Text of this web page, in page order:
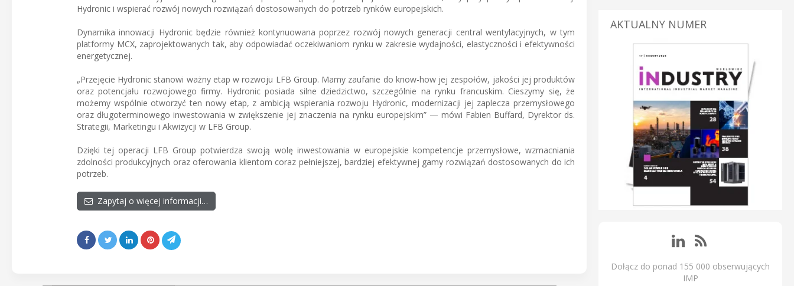
Hydronic i wspierać rozwój nowych rozwiązań dostosowanych do potrzeb rynków europejskich.
Dynamika innowacji Hydronic będzie również kontynuowana poprzez rozwój nowych generacji central wentylacyjnych, w tym
platformy MCX, zaprojektowanych tak, aby odpowiadać oczekiwaniom rynku w zakresie wydajności, elastyczności i efektywności
energetycznej.
„Przejęcie Hydronic stanowi ważny etap w rozwoju LFB Group. Mamy zaufanie do know-how jej zespołów, jakości jej produktów
oraz potencjału rozwojowego firmy. Hydronic posiada silne dziedzictwo, szczególnie na rynku francuskim. Cieszymy się, że
możemy wspólnie otworzyć ten nowy etap, z ambicją wspierania rozwoju Hydronic, modernizacji jej zaplecza przemysłowego
oraz długoterminowego inwestowania w zwiększenie jej znaczenia na rynku europejskim” — mówi Fabien Buffard, Dyrektor ds.
Strategii, Marketingu i Akwizycji w LFB Group.
Dzięki tej operacji LFB Group potwierdza swoją wolę inwestowania w europejskie kompetencje przemysłowe, wzmacniania
zdolności produkcyjnych oraz oferowania klientom coraz pełniejszej, bardziej efektywnej gamy rozwiązań dostosowanych do ich
potrzeb.
Zapytaj o więcej informacji…
AKTUALNY NUMER
Dołącz do ponad 155 000 obserwujących
IMP